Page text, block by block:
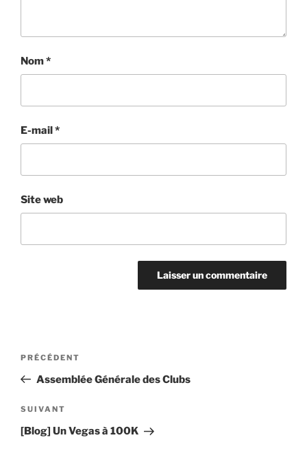
Nom*
E-mail*
Site web
Navigation
l’article
Article
précédent
PRÉCÉDENT
Assemblée Générale des Clubs
Article
suivant
SUIVANT
[Blog] Un Vegas à 100K